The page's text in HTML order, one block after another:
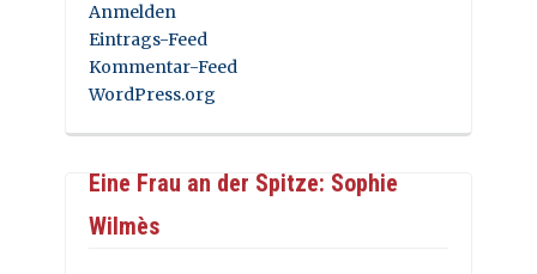
Anmelden
Eintrags-Feed
Kommentar-Feed
WordPress.org
Eine Frau an der Spitze: Sophie
Wilmès